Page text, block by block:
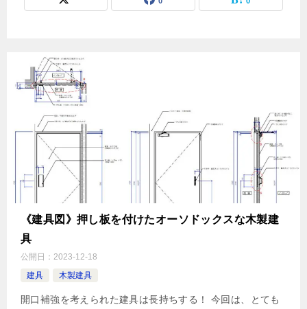
《建具図》押し板を付けたオーソドックスな木製建
具
公開日： 2023-12-18
建具
木製建具
開口補強を考えられた建具は長持ちする！ 今回は、とても